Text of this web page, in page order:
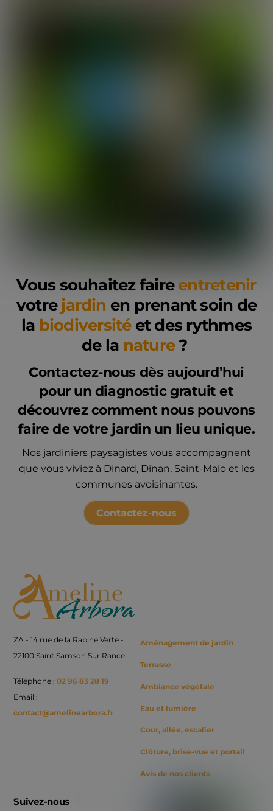
Vous souhaitez faireentretenir
votrejardin en prenant soin de
la biodiversitéet des rythmes
de la nature?
Contactez-nous dès aujourd’hui
pour un diagnostic gratuit et
découvrez comment nous pouvons
faire de votre jardin un lieu unique.
Nos jardiniers paysagistes vous accompagnent
que vous viviez à Dinard, Dinan, Saint-Malo et les
communes avoisinantes.
Contactez-nous
ZA - 14 rue de la Rabine Verte -
22100 Saint Samson Sur Rance
Téléphone :02 96 83 28 19
Email :
contact@amelinearbora.fr
Aménagement de jardin
Terrasse
Ambiance végétale
Eau et lumière
Cour, allée, escalier
Clôture, brise-vue et portail
Avis de nos clients
Suivez-nous